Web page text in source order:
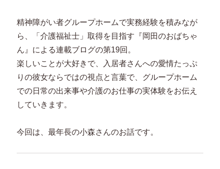
精神障がい者グループホームで実務経験を積みなが
ら、「介護福祉士」取得を目指す『岡田のおばちゃ
ん』による連載ブログの第19回。
楽しいことが大好きで、入居者さんへの愛情たっぷ
りの彼女ならではの視点と言葉で、グループホーム
での日常の出来事や介護のお仕事の実体験をお伝え
していきます。
今回は、最年長の小森さんのお話です。